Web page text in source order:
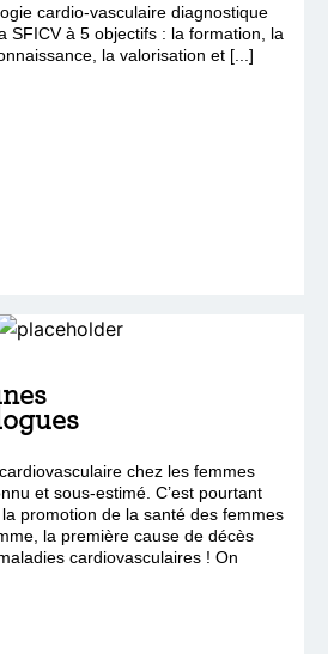
cardio-vasculaire diagnostique
SFICV à 5 objectifs : la formation, la
la valorisation et [...]
chez les femmes
et sous-estimé. C’est pourtant
promotion de la santé des femmes
la première cause de décès
cardiovasculaires ! On